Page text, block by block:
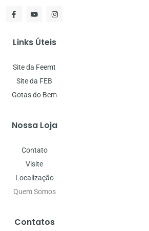
Links Úteis
Site da Feemt
Site da FEB
Gotas do Bem
Nossa Loja
Contato
Visite
Localização
Quem Somos
Contatos